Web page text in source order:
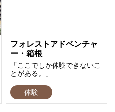
フォレストアドベンチャ
ー・箱根
「ここでしか体験できないこ
とがある。」
体験